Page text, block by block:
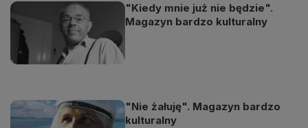
"Kiedy mnie już nie będzie".
Magazyn bardzo kulturalny
"Nie żałuję". Magazyn bardzo
kulturalny